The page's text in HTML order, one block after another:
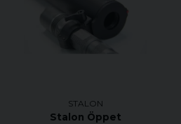
STALON
Stalon Öppet